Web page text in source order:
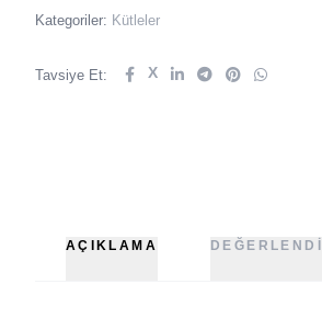
Kategoriler: Kütleler
Tavsiye Et: X
AÇIKLAMA